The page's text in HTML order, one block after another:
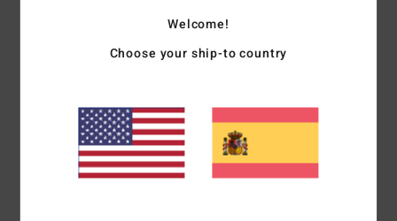
Relación calidad-precio: 5
Recomiendo este producto
5 /5
Welcome!
Choose your ship-to country